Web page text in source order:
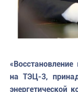
на ТЭЦ-3,
энергетической